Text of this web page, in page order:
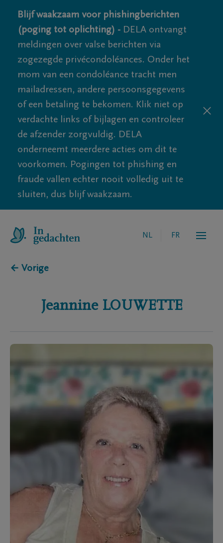
Blijf waakzaam voor phishingberichten
(poging tot oplichting) - DELA ontvangt
meldingen over valse berichten via
zogezegde privécondoléances. Onder het
mom van een condoléance tracht men
mailadressen, andere persoonsgegevens
of een betaling te bekomen. Klik niet op
verdachte links of bijlagen en controleer
de afzender zorgvuldig. DELA
onderneemt meerdere acties om dit te
voorkomen. Pogingen tot phishing en
fraude vallen echter nooit volledig uit te
sluiten, dus blijf waakzaam.
NL FR
← Vorige
Jeannine LOUWETTE